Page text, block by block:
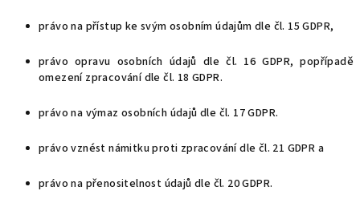
právo na přístup ke svým osobním údajům dle čl. 15 GDPR,
právo opravu osobních údajů dle čl. 16 GDPR, popřípadě
omezení zpracování dle čl. 18 GDPR.
právo na výmaz osobních údajů dle čl. 17 GDPR.
právo vznést námitku proti zpracování dle čl. 21 GDPR a
právo na přenositelnost údajů dle čl. 20 GDPR.